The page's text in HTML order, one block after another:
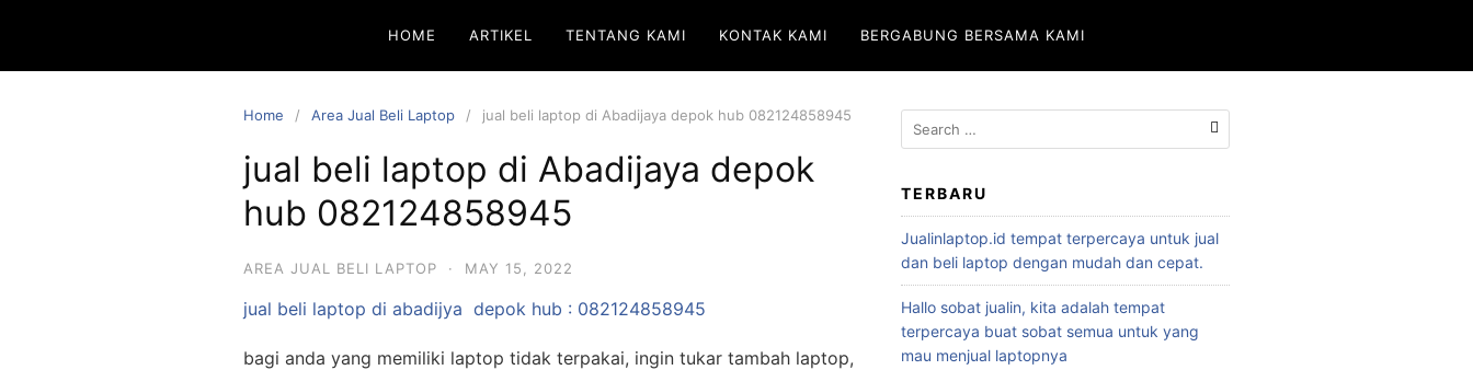
HOME ARTIKEL TENTANG KAMI KONTAK KAMI BERGABUNG BERSAMA KAMI
Home Area Jual Beli Laptop jual beli laptop di Abadijaya depok hub 082124858945
jual beli laptop di Abadijaya depok
hub 082124858945
AREA JUAL BELI LAPTOP · MAY 15, 2022
jual beli laptop di abadijya depok hub : 082124858945
bagi anda yang memiliki laptop tidak terpakai, ingin tukar tambah laptop,
TERBARU
Jualinlaptop.id tempat terpercaya untuk jual
dan beli laptop dengan mudah dan cepat.
Hallo sobat jualin, kita adalah tempat
terpercaya buat sobat semua untuk yang
mau menjual laptopnya